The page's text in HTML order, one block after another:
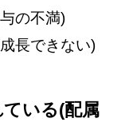
の不満)
長できない)
いる(配属